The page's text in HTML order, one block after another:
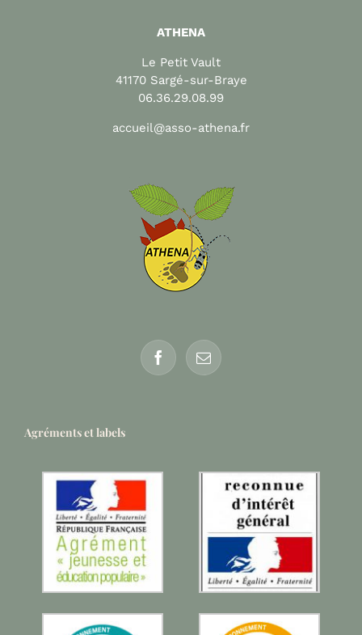
ATHENA
Le Petit Vault
41170 Sargé-sur-Braye
06.36.29.08.99
accueil@asso-athena.fr
Agréments et labels